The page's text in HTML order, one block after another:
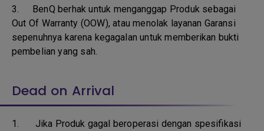
3. BenQ berhak untuk menganggap Produk sebagai
Out Of Warranty (OOW), atau menolak layanan Garansi
sepenuhnya karena kegagalan untuk memberikan bukti
pembelian yang sah.
Dead on Arrival
1. Jika Produk gagal beroperasi dengan spesifikasi